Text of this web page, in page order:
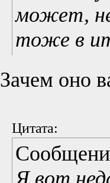
может, не
тоже в
Зачем оно
Цитата:
Я вот